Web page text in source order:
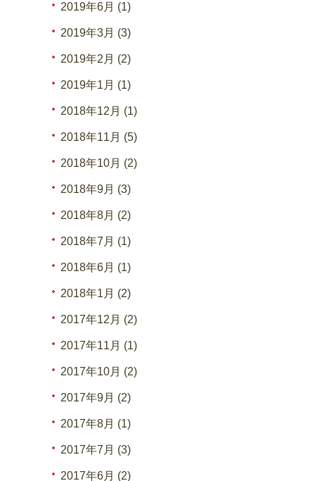
2019年6月 (1)
2019年3月 (3)
2019年2月 (2)
2019年1月 (1)
2018年12月 (1)
2018年11月 (5)
2018年10月 (2)
2018年9月 (3)
2018年8月 (2)
2018年7月 (1)
2018年6月 (1)
2018年1月 (2)
2017年12月 (2)
2017年11月 (1)
2017年10月 (2)
2017年9月 (2)
2017年8月 (1)
2017年7月 (3)
2017年6月 (2)